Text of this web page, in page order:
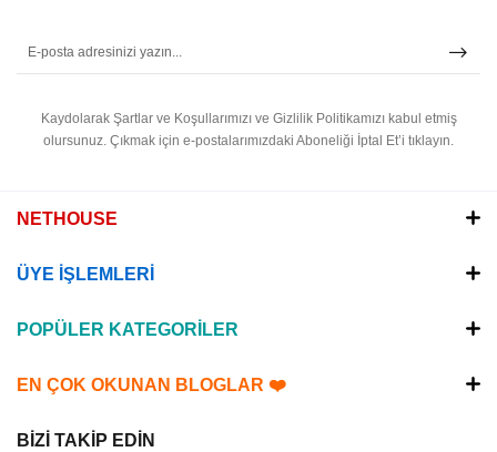
Kaydolarak Şartlar ve Koşullarımızı ve Gizlilik Politikamızı kabul etmiş
olursunuz. Çıkmak için e-postalarımızdaki Aboneliği İptal Et’i tıklayın.
NETHOUSE
ÜYE İŞLEMLERİ
POPÜLER KATEGORİLER
EN ÇOK OKUNAN BLOGLAR ❤️
BİZİ TAKİP EDİN